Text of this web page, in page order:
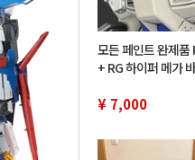
모든 페인트 완제품
+ RG 하이퍼 메가
¥ 7,000